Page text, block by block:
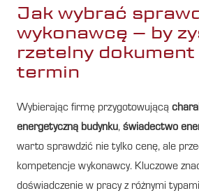
Jak wybrać
wykonawcę – by
rzetelny dokument
termin
Wybierając firmę przygotowującą
energetyczną budynku, świadectwo
warto sprawdzić nie tylko cenę, ale
kompetencje wykonawcy. Kluczowe
doświadczenie w pracy z różnymi